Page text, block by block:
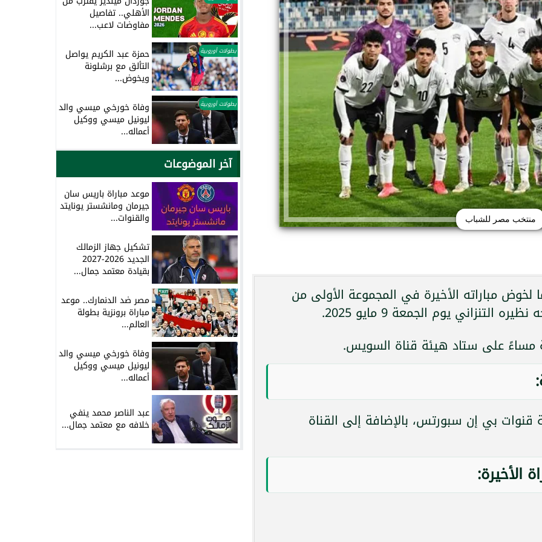
منتخب مصر للشباب
مصر للشباب تحت 20 عامًا لخوض مباراته الأخيرة في المجموعة الأولى من
يوم الجمعة 9 مايو 2025.
مساءً على ستاد هيئة قناة السويس.
قنوات بي إن سبورتس، بالإضافة إلى القناة
الأخيرة:
الأهلي.. تفاصيل
مفاوضات لاعب...
بطولات أوروبية حمزة عبد الكريم يواصل
التألق مع برشلونة
ويخوض...
بطولات أوروبية وفاة خورخي ميسي والد
ليونيل ميسي ووكيل
أعماله...
آخر الموضوعات
موعد مباراة باريس سان
جيرمان ومانشستر يونايتد
والقنوات...
تشكيل جهاز الزمالك
الجديد 2026-2027
بقيادة معتمد جمال...
مصر ضد الدنمارك.. موعد
مباراة برونزية بطولة
العالم...
وفاة خورخي ميسي والد
ليونيل ميسي ووكيل
أعماله...
عبد الناصر محمد ينفي
خلافه مع معتمد جمال...